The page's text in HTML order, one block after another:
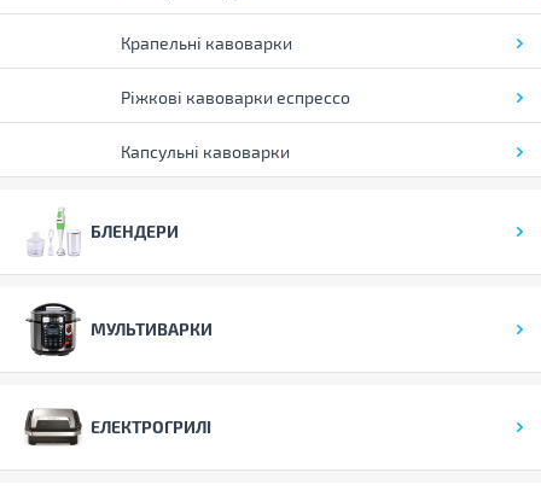
Крапельні кавоварки
Ріжкові кавоварки еспрессо
Капсульні кавоварки
БЛЕНДЕРИ
МУЛЬТИВАРКИ
ЕЛЕКТРОГРИЛІ